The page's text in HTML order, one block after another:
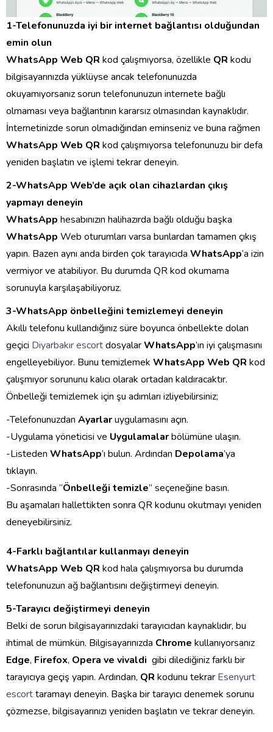
1-Telefonunuzda iyi bir internet bağlantısı olduğundan
emin olun
WhatsApp Web QR kod çalışmıyorsa, özellikle QR kodu
bilgisayarınızda yüklüyse ancak telefonunuzda
okuyamıyorsanız sorun telefonunuzun internete bağlı
olmaması veya bağlantının kararsız olmasından kaynaklıdır.
İnternetinizde sorun olmadığından eminseniz ve buna rağmen
WhatsApp Web QR kod çalışmıyorsa telefonunuzu bir defa
yeniden başlatın ve işlemi tekrar deneyin.
2-WhatsApp Web’de açık olan cihazlardan çıkış
yapmayı deneyin
WhatsApp hesabınızın halihazırda bağlı olduğu başka
WhatsApp Web oturumları varsa bunlardan tamamen çıkış
yapın. Bazen aynı anda birden çok tarayıcıda WhatsApp’a izin
vermiyor ve atabiliyor. Bu durumda QR kod okumama
sorunuyla karşılaşabiliyoruz.
3-WhatsApp önbelleğini temizlemeyi deneyin
Akıllı telefonu kullandığınız süre boyunca önbellekte dolan
geçici Diyarbakır escortdosyalarWhatsApp’ın iyi çalışmasını
engelleyebiliyor. Bunu temizlemek WhatsApp Web QR kod
çalışmıyor sorununu kalıcı olarak ortadan kaldıracaktır.
Önbelleği temizlemek için şu adımları izliyebilirsiniz;
-Telefonunuzdan Ayarlaruygulamasını açın.
-Uygulama yöneticisi ve Uygulamalarbölümüne ulaşın.
-Listeden WhatsApp’ı bulun. Ardından Depolama’ya
tıklayın.
-Sonrasında “Önbelleği temizle” seçeneğine basın.
Bu aşamaları hallettikten sonra QR kodunu okutmayı yeniden
deneyebilirsiniz.
4-Farklı bağlantılar kullanmayı deneyin
WhatsApp Web QR kod hala çalışmıyorsa bu durumda
telefonunuzun ağ bağlantısını değiştirmeyi deneyin.
5-Tarayıcı değiştirmeyi deneyin
Belki de sorun bilgisayarınızdaki tarayıcıdan kaynaklıdır, bu
ihtimal de mümkün. Bilgisayarınızda Chrome kullanıyorsanız
Edge, Firefox, Opera ve vivaldi gibi dilediğiniz farklı bir
tarayıcıya geçiş yapın. Ardından, QR kodunu tekrar Esenyurt
escorttaramayı deneyin. Başka bir tarayıcı denemek sorunu
çözmezse, bilgisayarınızı yeniden başlatın ve tekrar deneyin.